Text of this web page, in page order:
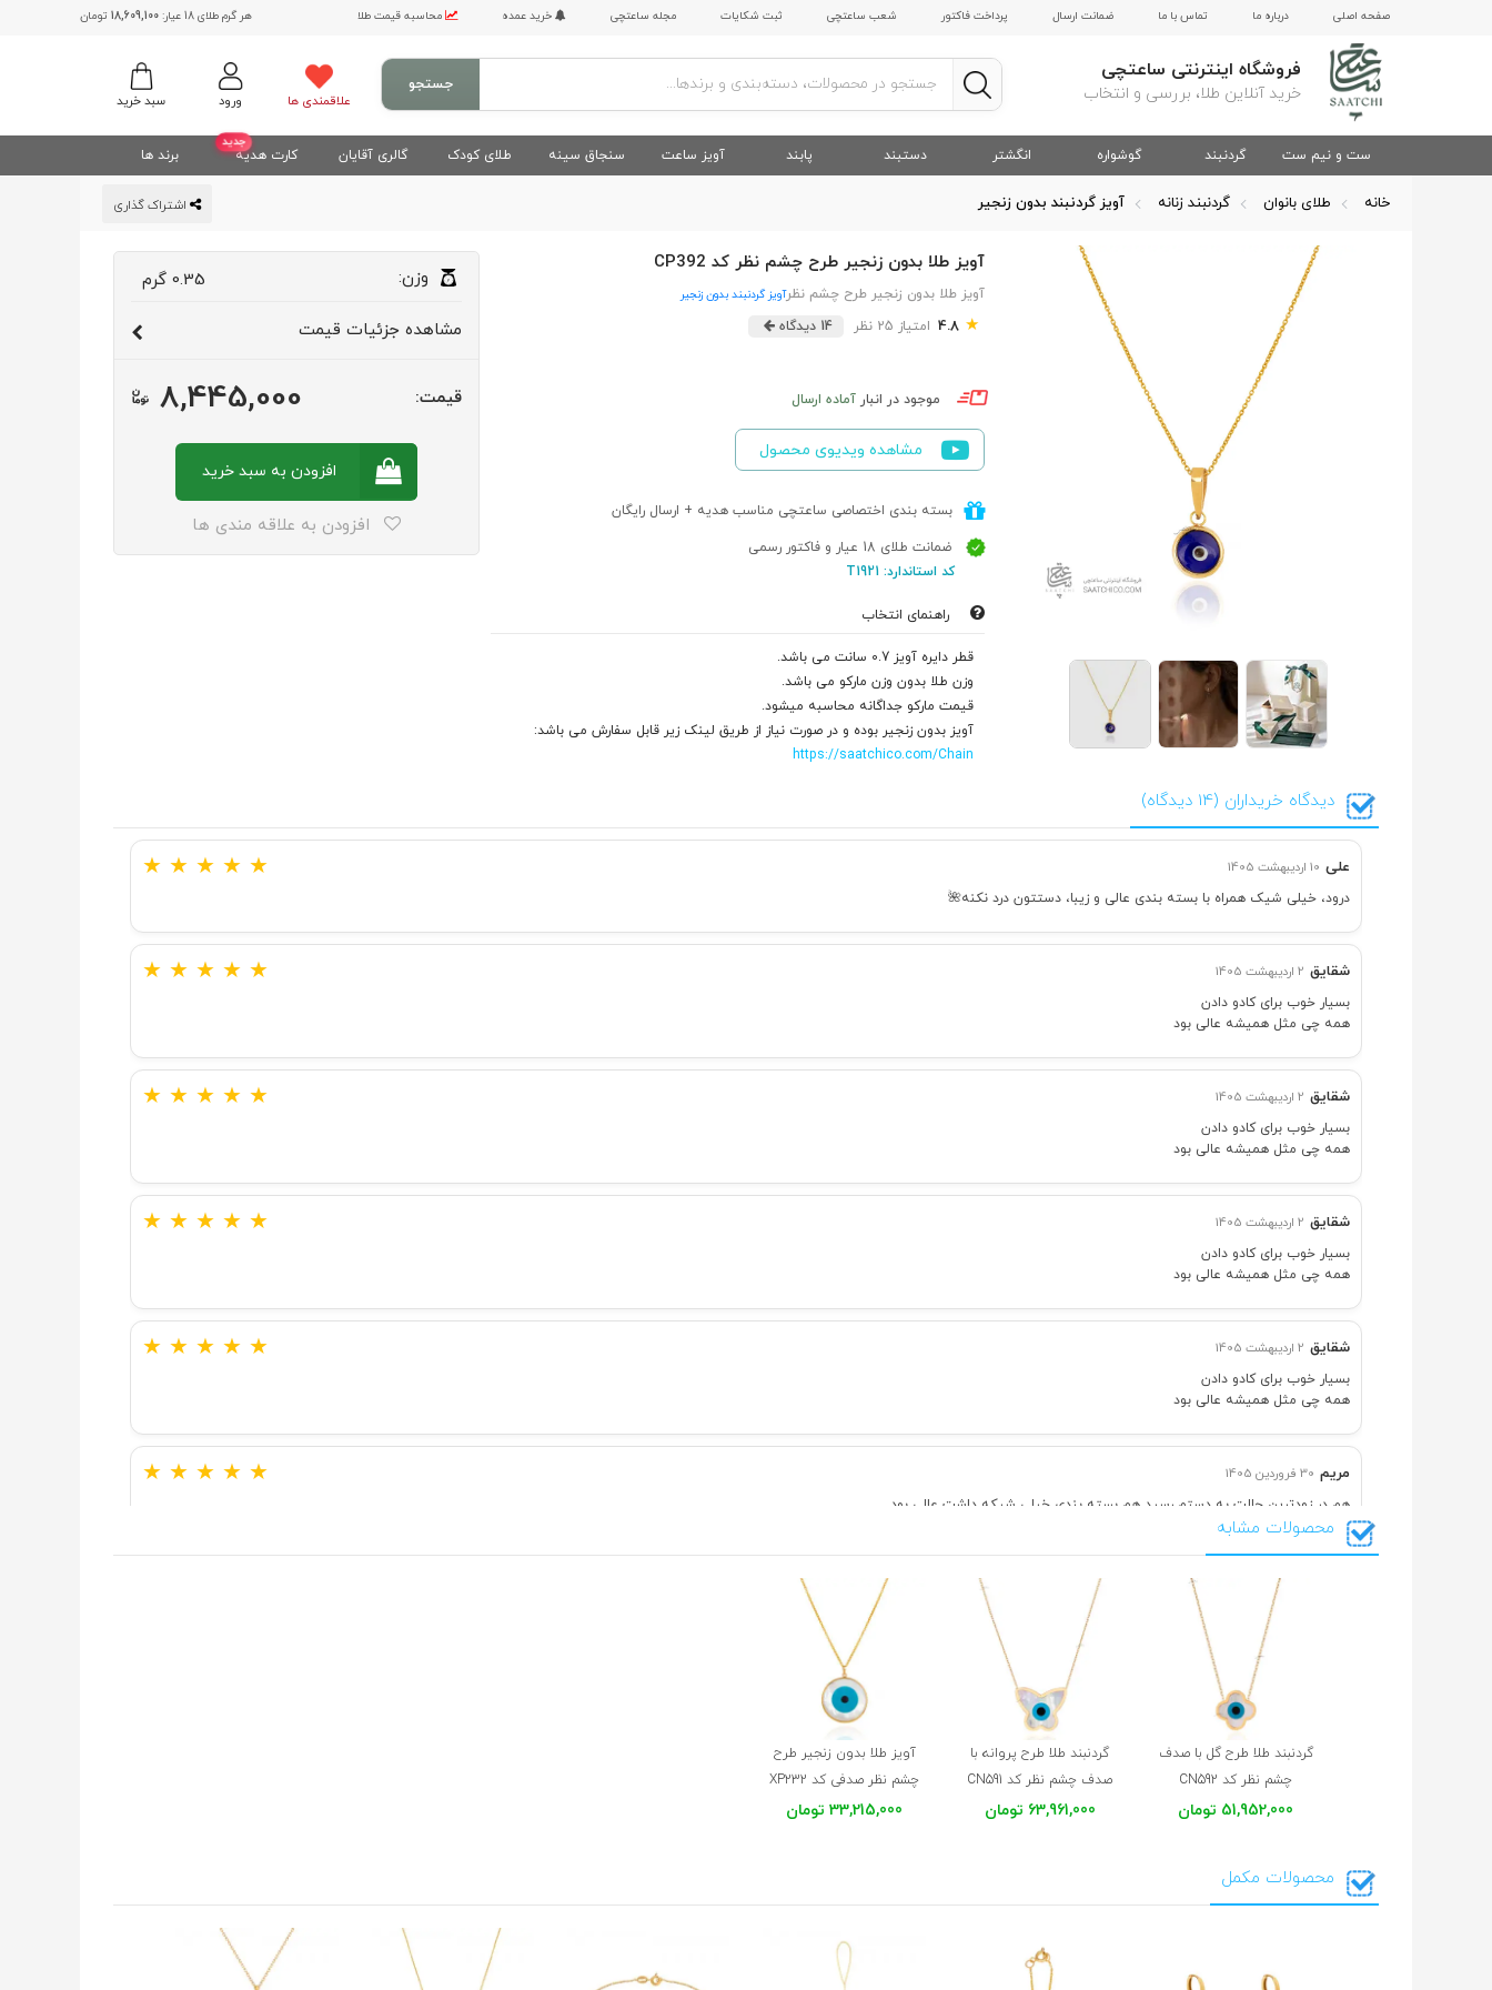
صفحه اصلی درباره ما تماس با ما ضمانت ارسال پرداخت فاکتور شعب ساعتچی ثبت شکایات مجله ساعتچی خرید عمده محاسبه قیمت طلا هر گرم طلای 18 عیار: 18,609,100 تومان
فروشگاه اینترنتی ساعتچی
خرید آنلاین طلا، بررسی و انتخاب سبد خرید ورود علاقمندی ها
جستجو
ست و نیم ست گردنبند گوشواره انگشتر دستبند پابند آویز ساعت سنجاق سینه طلای کودک گالری آقایان
جدید
کارت هدیه برند ها
خانه طلای بانوان گردنبند زنانه آویز گردنبند بدون زنجیر
آویز طلا بدون زنجیر طرح چشم نظر کد CP392
آویز طلا بدون زنجیر طرح چشم نظرآویز گردنبند بدون زنجیر
★
4.8 امتیاز 25 نظر 14 دیدگاه
موجود در انبار آماده ارسال
مشاهده ویدیوی محصول
بسته بندی اختصاصی ساعتچی مناسب هدیه + ارسال رایگان
ضمانت طلای 18 عیار و فاکتور رسمی
کد استاندارد: T1921
راهنمای انتخاب
قطر دایره آویز 0.7 سانت می باشد.
وزن طلا بدون وزن مارکو می باشد.
قیمت مارکو جداگانه محاسبه میشود.
آویز بدون زنجیر بوده و در صورت نیاز از طریق لینک زیر قابل سفارش می باشد:
https://saatchico.com/Chain
وزن: 0.35 گرم
مشاهده جزئیات قیمت
قیمت: 8,445,000
افزودن به سبدخرید
افزودن به علاقه مندی ها
دیدگاه خریداران (14 دیدگاه)
علی 10 اردیبهشت 1405 ★ ★ ★ ★ ★
درود، خیلی شیک همراه با بسته بندی عالی و زیبا، دستتون درد نکنه🌺
شقایق 2 اردیبهشت 1405 ★ ★ ★ ★ ★
بسیار خوب برای کادو دادن
همه چی مثل همیشه عالی بود
شقایق 2 اردیبهشت 1405 ★ ★ ★ ★ ★
بسیار خوب برای کادو دادن
همه چی مثل همیشه عالی بود
شقایق 2 اردیبهشت 1405 ★ ★ ★ ★ ★
بسیار خوب برای کادو دادن
همه چی مثل همیشه عالی بود
شقایق 2 اردیبهشت 1405 ★ ★ ★ ★ ★
بسیار خوب برای کادو دادن
همه چی مثل همیشه عالی بود
مریم 30 فروردین 1405 ★ ★ ★ ★ ★
هم در زودترین حالت به دستم رسید هم بسته بندی خیلی شیکه داشت عالی بود
قسمت مدال و حلقه زنجیر تناسب رعایت نشده.
خیلی قشنگه من برای گردنبند گرفتم ولی چون ریز بود خیلی به دستبند اویزش کردم قشنگتر شد برای پلاک نوزاد یا اویز دستبند مناسبه برای پلاک بزرگسال خوب نیست
فاطمه
محصولات مشابه
گردنبند طلا طرح گل با صدف
چشم نظر کد CN592
51,952,000 تومان
گردنبند طلا طرح پروانه با
صدف چشم نظر کد CN591
63,961,000 تومان
آویز طلا بدون زنجیر طرح
چشم نظر صدفی کد XP232
33,215,000 تومان
محصولات مکمل